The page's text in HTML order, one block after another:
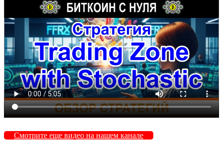
Смотрите еще видео на нашем канале